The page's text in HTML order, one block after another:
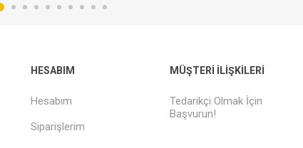
HESABIM
Hesabım
Siparişlerim
MÜŞTERI İLIŞKILERI
Tedarikçi Olmak İçin
Başvurun!